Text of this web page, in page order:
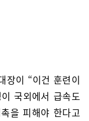
장이 “이건 훈련이
국외에서 급속도
을 피해야 한다고